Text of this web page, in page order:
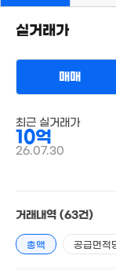
1.89억
45m²
실거래가
매매
최근 실거래가
10억
26.07.30
거래내역 (63건)
총액 공급면적